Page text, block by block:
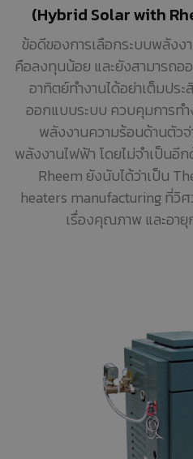
(Hybrid Solar with
ข้อดีของการเลือกระบบพลัง
คือลงทุนน้อย และยังสามารถ
อาทิตย์ทำงานได้อย่าเต็มปร
ออกแบบระบบ ควบคุมการท
พลังงานความร้อนด้านตัวจ่
พลังงานไฟฟ้า โดยไม่จำเป็นอี
Rheem ยังนับได้ว่าเป็น
heaters manufacturing ที่วิ
เรื่องคุณภาพ และอายุ